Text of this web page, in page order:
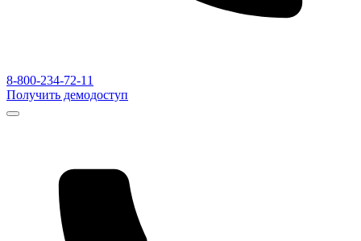
8-800-234-72-11
Получить демодоступ